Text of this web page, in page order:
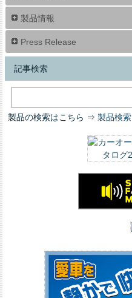
製品情報
Press Release
記事検索
製品の検索はこちら ⇒製品検索